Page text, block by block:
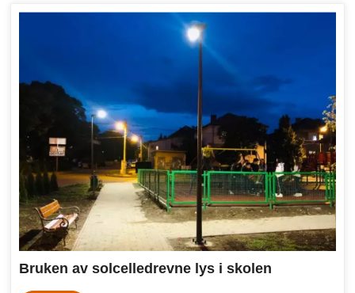
Bruken av solcelledrevne lys i skolen